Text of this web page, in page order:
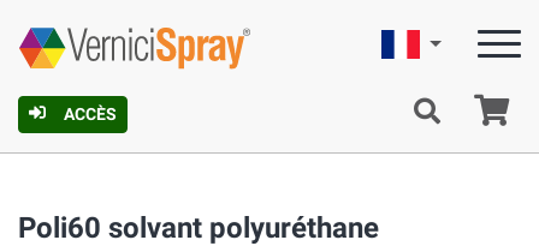
ACCÈS
Française
Poli60 solvant polyuréthane